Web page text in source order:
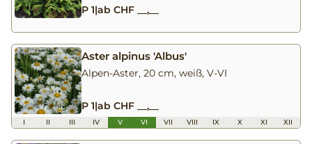
P 1|ab CHF __,__
Aster alpinus 'Albus'
Alpen-Aster, 20 cm, weiß, V-VI
P 1|ab CHF __,__
I II III IV V VI VII VIII IX X XI XII